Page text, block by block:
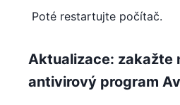
Poté restartujte počítač.
Aktualizace: zakažte
antivirový program